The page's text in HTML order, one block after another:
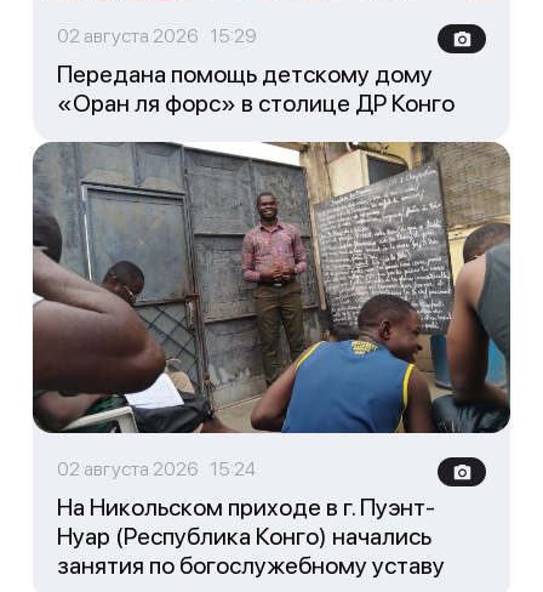
02 августа 2026 15:29
Передана помощь детскому дому
«Оран ля форс» в столице ДР Конго
02 августа 2026 15:24
На Никольском приходе в г. Пуэнт-
Нуар (Республика Конго) начались
занятия по богослужебному уставу